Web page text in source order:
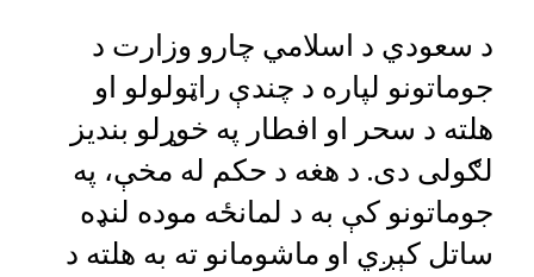
د سعودي د اسلامي چارو وزارت د
جوماتونو لپاره د چندې راټولولو او
هلته د سحر او افطار په خوړلو بندیز
لګولی دی. د هغه د حکم له مخې، په
جوماتونو کې به د لمانځه موده لنډه
ساتل کېږي او ماشومانو ته به هلته د